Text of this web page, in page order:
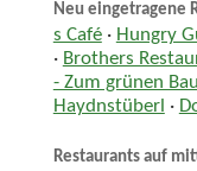
Neu eingetragene
s Café· Hungry
· Brothers
- Zum grünen
Haydnstüberl ·
Restaurants auf